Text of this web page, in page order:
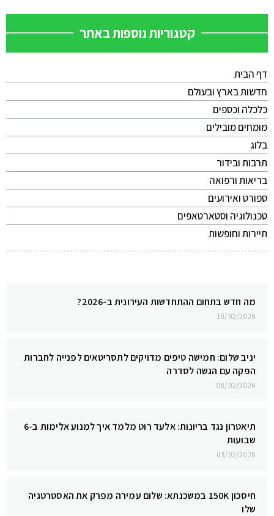
קטגוריות נוספות באתר
דף הבית
חדשות בארץ ובעולם
כלכלה וכספים
מומחים מובילים
בלוג
תרבות ובידור
בריאות ורפואה
ספורט ואירועים
טכנולוגיה וסטארטאפים
תיירות וחופשות
מה חדש בתחום ההתחדשות העירונית ב-2026?
18/02/2026
יניב שלום: חמישה טיפים מדויקים לתסריטאים לפנייה לחברות
הפקה עם הגשה לסדרה
08/02/2026
תיאטרון נגד בריונות: אלעד רוט מלמד איך למנוע אלימות ב-6
שבועות
03/02/2026
חיסכון 150K במשכנתא: שלום עמירה מפרק את האסטרטגיה
שלו